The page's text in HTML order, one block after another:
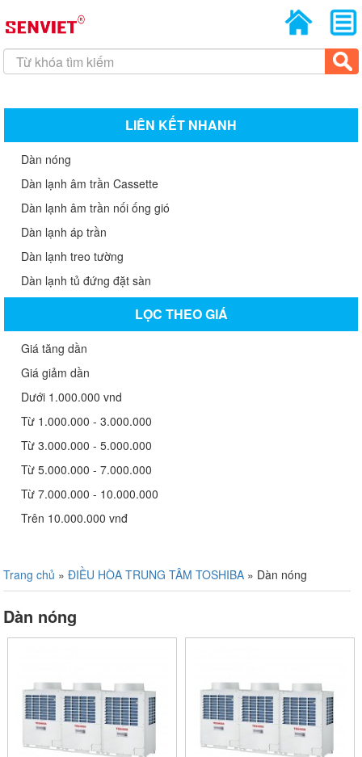
LIÊN KẾT NHANH
Dàn nóng
Dàn lạnh âm trần Cassette
Dàn lạnh âm trần nối ống gió
Dàn lạnh áp trần
Dàn lạnh treo tường
Dàn lạnh tủ đứng đặt sàn
LỌC THEO GIÁ
Giá tăng dần
Giá giảm dần
Dưới 1.000.000 vnd
Từ 1.000.000 - 3.000.000
Từ 3.000.000 - 5.000.000
Từ 5.000.000 - 7.000.000
Từ 7.000.000 - 10.000.000
Trên 10.000.000 vnđ
Trang chủ » ĐIỀU HÒA TRUNG TÂM TOSHIBA » Dàn nóng
Dàn nóng